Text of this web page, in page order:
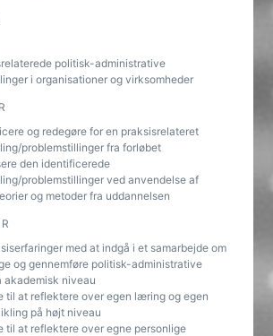
politisk-administrative
i organisationer og virksomheder
og redegøre for en praksisrelateret
problemstillinger fra forløbet
den identificerede
problemstillinger ved anvendelse af
og metoder fra uddannelsen
med at indgå i et samarbejde om
og gennemføre politisk-administrative
akademisk niveau
til at reflektere over egen læring og egen
på højt niveau
til at reflektere over egne personlige